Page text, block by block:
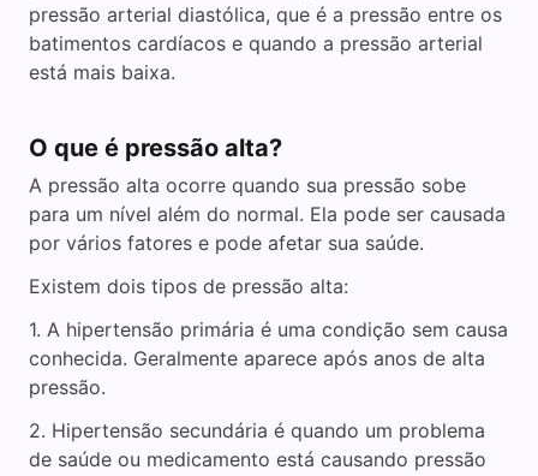
pressão arterial diastólica, que é a pressão entre os
batimentos cardíacos e quando a pressão arterial
está mais baixa.
O que é pressão alta?
A pressão alta ocorre quando sua pressão sobe
para um nível além do normal. Ela pode ser causada
por vários fatores e pode afetar sua saúde.
Existem dois tipos de pressão alta:
1. A hipertensão primária é uma condição sem causa
conhecida. Geralmente aparece após anos de alta
pressão.
2. Hipertensão secundária é quando um problema
de saúde ou medicamento está causando pressão